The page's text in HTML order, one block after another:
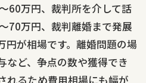
60万円、裁判所を介して話
70万円、裁判離婚まで発展
円が相場です。離婚問題の場
など、争点の数や獲得でき
れるため費用相場にも幅が